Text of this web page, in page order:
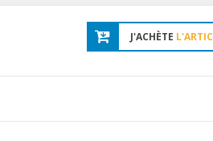
J'ACHÈTE